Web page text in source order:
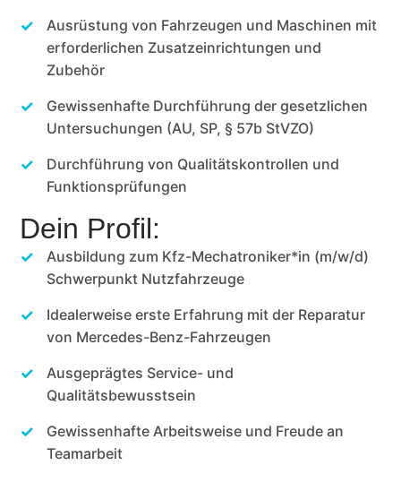
Ausrüstung von Fahrzeugen und Maschinen mit
erforderlichen Zusatzeinrichtungen und
Zubehör
Gewissenhafte Durchführung der gesetzlichen
Untersuchungen (AU, SP, § 57b StVZO)
Durchführung von Qualitätskontrollen und
Funktionsprüfungen
Dein Profil:
Ausbildung zum Kfz-Mechatroniker*in (m/w/d)
Schwerpunkt Nutzfahrzeuge
Idealerweise erste Erfahrung mit der Reparatur
von Mercedes-Benz-Fahrzeugen
Ausgeprägtes Service- und
Qualitätsbewusstsein
Gewissenhafte Arbeitsweise und Freude an
Teamarbeit